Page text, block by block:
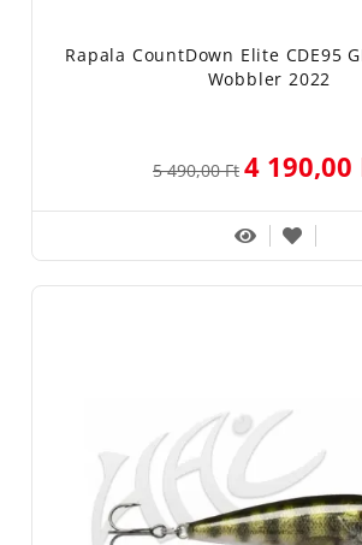
Rapala CountDown Elite CDE95
Wobbler 2022
5 490,00 Ft 4 190,00